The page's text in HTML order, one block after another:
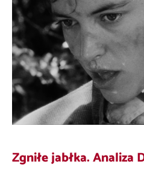
Zgniłe jabłka. Analiza